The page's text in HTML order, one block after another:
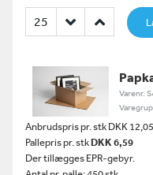
Varenr.
Anbrudspris pr. stk DKK 12,05
Pallepris pr. stkDKK 6,59
Der tillægges EPR-gebyr.